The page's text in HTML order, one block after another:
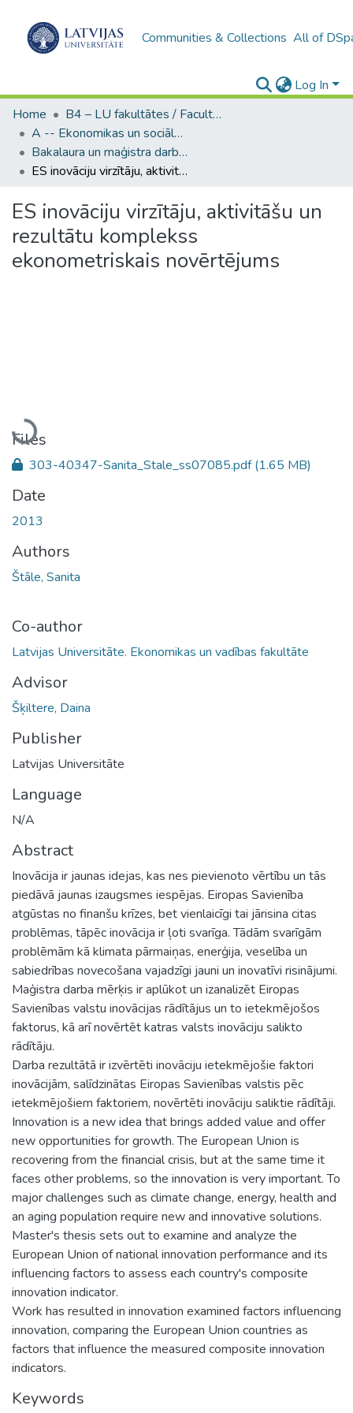
Communities & Collections All of
Log In
Home
B4 – LU fakultātes / Faculties of the UL
A -- Ekonomikas un sociālo zinātņu fakultāte / Faculty of Economics and Social Sciences
Bakalaura un maģistra darbi (ESZF) / Bachelor's and Master's theses
ES inovāciju virzītāju, aktivitāšu un rezultātu komplekss ekonometriskais novērtējums
ES inovāciju virzītāju, aktivitāšu un
rezultātu komplekss
ekonometriskais novērtējums
Loading...
Files
303-40347-Sanita_Stale_ss07085.pdf(1.65 MB)
Date
2013
Authors
Štāle, Sanita
Co-author
Latvijas Universitāte. Ekonomikas un vadības fakultāte
Advisor
Šķiltere, Daina
Publisher
Latvijas Universitāte
Language
N/A
Abstract
Inovācija ir jaunas idejas, kas nes pievienoto vērtību un tās
piedāvā jaunas izaugsmes iespējas. Eiropas Savienība
atgūstas no finanšu krīzes, bet vienlaicīgi tai jārisina citas
problēmas, tāpēc inovācija ir ļoti svarīga. Tādām svarīgām
problēmām kā klimata pārmaiņas, enerģija, veselība un
sabiedrības novecošana vajadzīgi jauni un inovatīvi risinājumi.
Maģistra darba mērķis ir aplūkot un izanalizēt Eiropas
Savienības valstu inovācijas rādītājus un to ietekmējošos
faktorus, kā arī novērtēt katras valsts inovāciju salikto
rādītāju.
Darba rezultātā ir izvērtēti inovāciju ietekmējošie faktori
inovācijām, salīdzinātas Eiropas Savienības valstis pēc
ietekmējošiem faktoriem, novērtēti inovāciju saliktie rādītāji.
Innovation is a new idea that brings added value and offer
new opportunities for growth. The European Union is
recovering from the financial crisis, but at the same time it
faces other problems, so the innovation is very important. To
major challenges such as climate change, energy, health and
an aging population require new and innovative solutions.
Master's thesis sets out to examine and analyze the
European Union of national innovation performance and its
influencing factors to assess each country's composite
innovation indicator.
Work has resulted in innovation examined factors influencing
innovation, comparing the European Union countries as
factors that influence the measured composite innovation
indicators.
Keywords